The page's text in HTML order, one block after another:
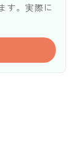
す。実際に